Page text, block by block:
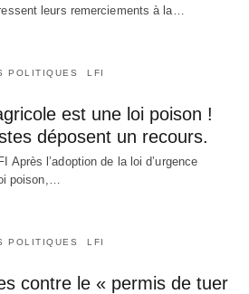
leurs remerciements à la…
POLITIQUES LFI
est une loi poison !
déposent un recours.
Après l’adoption de la loi d’urgence
poison,…
POLITIQUES LFI
contre le « permis de tuer